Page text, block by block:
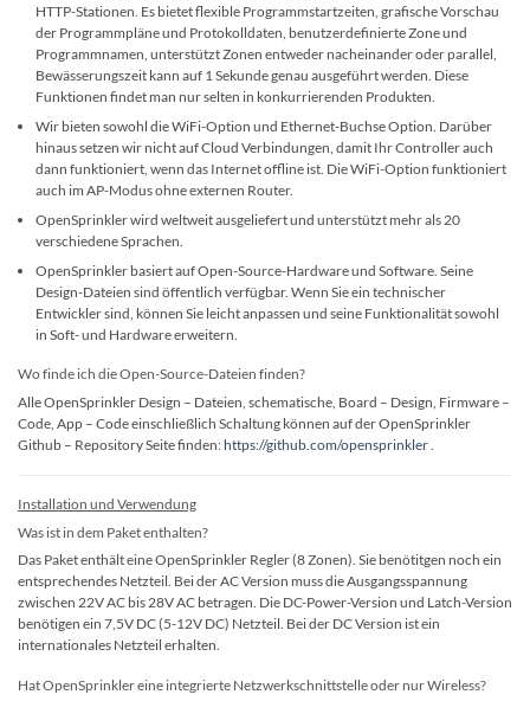
HTTP-Stationen. Es bietet flexible Programmstartzeiten, grafische Vorschau
der Programmpläne und Protokolldaten, benutzerdefinierte Zone und
Programmnamen, unterstützt Zonen entweder nacheinander oder parallel,
Bewässerungszeit kann auf 1 Sekunde genau ausgeführt werden. Diese
Funktionen findet man nur selten in konkurrierenden Produkten.
Wir bieten sowohl die WiFi-Option und Ethernet-Buchse Option. Darüber
hinaus setzen wir nicht auf Cloud Verbindungen, damit Ihr Controller auch
dann funktioniert, wenn das Internet offline ist. Die WiFi-Option funktioniert
auch im AP-Modus ohne externen Router.
OpenSprinkler wird weltweit ausgeliefert und unterstützt mehr als 20
verschiedene Sprachen.
OpenSprinkler basiert auf Open-Source-Hardware und Software. Seine
Design-Dateien sind öffentlich verfügbar. Wenn Sie ein technischer
Entwickler sind, können Sie leicht anpassen und seine Funktionalität sowohl
in Soft- und Hardware erweitern.
Wo finde ich die Open-Source-Dateien finden?
Alle OpenSprinkler Design – Dateien, schematische, Board – Design, Firmware –
Code, App – Code einschließlich Schaltung können auf der OpenSprinkler
Github – Repository Seite finden:https://github.com/opensprinkler.
Installation und Verwendung
Was ist in dem Paket enthalten?
Das Paket enthält eine OpenSprinkler Regler (8 Zonen). Sie benötitgen noch ein
entsprechendes Netzteil. Bei der AC Version muss die Ausgangsspannung
zwischen 22V AC bis 28V AC betragen. Die DC-Power-Version und Latch-Version
benötigen ein 7,5V DC (5-12V DC) Netzteil. Bei der DC Version ist ein
internationales Netzteil erhalten.
Hat OpenSprinkler eine integrierte Netzwerkschnittstelle oder nur Wireless?